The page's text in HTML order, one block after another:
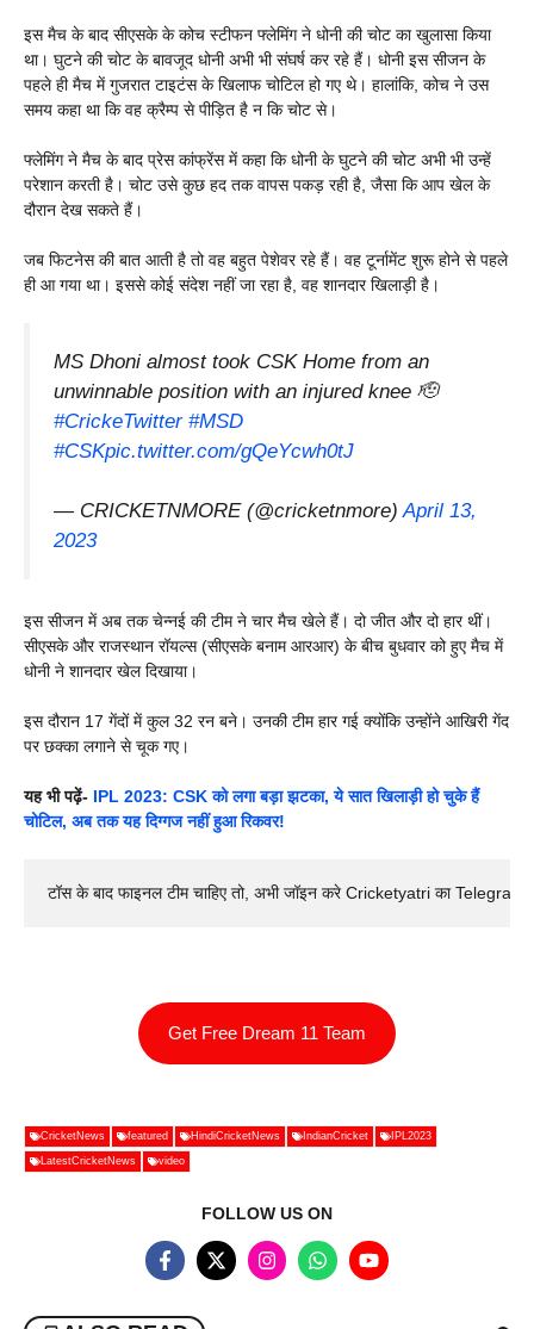
इस मैच के बाद सीएसके के कोच स्टीफन फ्लेमिंग ने धोनी की चोट का खुलासा किया
था। घुटने की चोट के बावजूद धोनी अभी भी संघर्ष कर रहे हैं। धोनी इस सीजन के
पहले ही मैच में गुजरात टाइटंस के खिलाफ चोटिल हो गए थे। हालांकि, कोच ने उस
समय कहा था कि वह क्रैम्प से पीड़ित है न कि चोट से।
फ्लेमिंग ने मैच के बाद प्रेस कांफ्रेंस में कहा कि धोनी के घुटने की चोट अभी भी उन्हें
परेशान करती है। चोट उसे कुछ हद तक वापस पकड़ रही है, जैसा कि आप खेल के
दौरान देख सकते हैं।
जब फिटनेस की बात आती है तो वह बहुत पेशेवर रहे हैं। वह टूर्नामेंट शुरू होने से पहले
ही आ गया था। इससे कोई संदेश नहीं जा रहा है, वह शानदार खिलाड़ी है।
MS Dhoni almost took CSK Home from an
unwinnable position with an injured knee 🫡
#CrickeTwitter #MSD
#CSKpic.twitter.com/gQeYcwh0tJ
— CRICKETNMORE (@cricketnmore)April 13,
2023
इस सीजन में अब तक चेन्नई की टीम ने चार मैच खेले हैं। दो जीत और दो हार थीं।
सीएसके और राजस्थान रॉयल्स (सीएसके बनाम आरआर) के बीच बुधवार को हुए मैच में
धोनी ने शानदार खेल दिखाया।
इस दौरान 17 गेंदों में कुल 32 रन बने। उनकी टीम हार गई क्योंकि उन्होंने आखिरी गेंद
पर छक्का लगाने से चूक गए।
यह भी पढ़ें- IPL 2023: CSK को लगा बड़ा झटका, ये सात खिलाड़ी हो चुके हैं
चोटिल, अब तक यह दिग्गज नहीं हुआ रिकवर!
टॉस के बाद फाइनल टीम चाहिए तो, अभी जॉइन करे Cricketyatri का
Get Free Dream 11 Team
CricketNews featured HindiCricketNews IndianCricket IPL2023
LatestCricketNews video
FOLLOW US ON